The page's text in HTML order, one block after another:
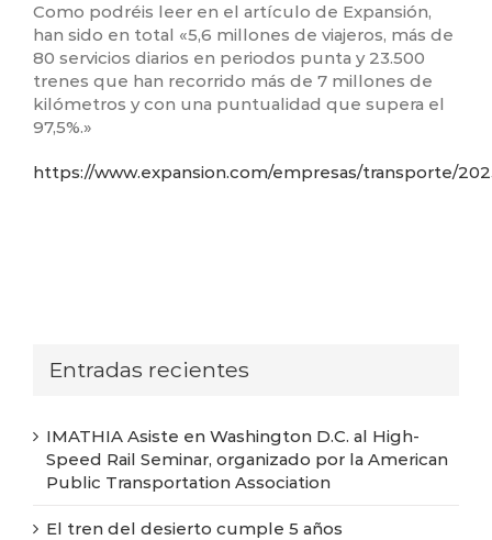
Como podréis leer en el artículo de Expansión,
han sido en total «5,6 millones de viajeros, más de
80 servicios diarios en periodos punta y 23.500
trenes que han recorrido más de 7 millones de
kilómetros y con una puntualidad que supera el
97,5%.»
https://www.expansion.com/empresas/transporte/
Entradas recientes
IMATHIA Asiste en Washington D.C. al High-
Speed Rail Seminar, organizado por la American
Public Transportation Association
El tren del desierto cumple 5 años